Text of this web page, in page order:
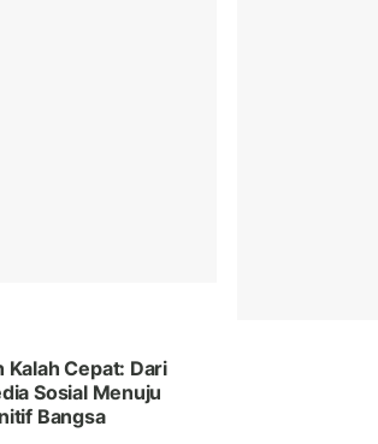
Kalah Cepat: Dari
Sosial Menuju
Bangsa